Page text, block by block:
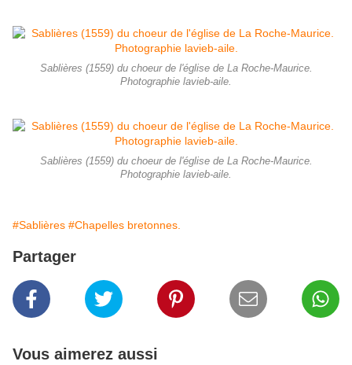
Sablières (1559) du choeur de l'église de La Roche-Maurice.
Photographie lavieb-aile.
Sablières (1559) du choeur de l'église de La Roche-Maurice.
Photographie lavieb-aile.
#Sablières #Chapelles bretonnes.
Partager
Vous aimerez aussi